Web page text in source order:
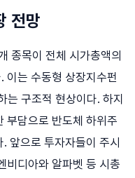
전망
종목이 전체 시가총액의
이는 수동형 상장지수펀
구조적 현상이다. 하지
부담으로 반도체 하위주
앞으로 투자자들이 주시
비디아와 알파벳 등 시총